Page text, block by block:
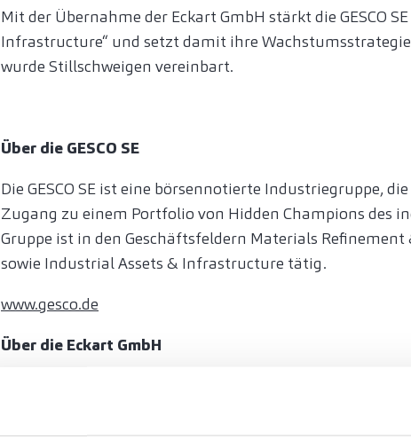
Mit der Übernahme der Eckart GmbH stärkt die GESCO
Infrastructure“ und setzt damit ihre
wurde Stillschweigen vereinbart.
Über die GESCO SE
Die GESCO SE ist eine börsennotierte Industriegruppe,
Zugang zu einem Portfolio von Hidden Champions des
Gruppe ist in den Geschäftsfeldern Materials
sowie Industrial Assets & Infrastructure tätig.
www.gesco.de
Über die Eckart GmbH
Armaturenantrieben sowie Hub-Schwenkeinheiten. Mit